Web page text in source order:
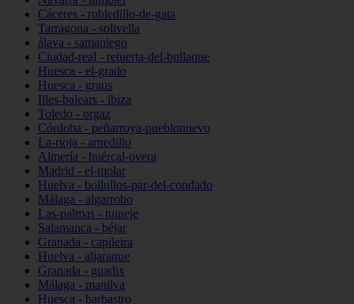
Cáceres - robledillo-de-gata
Tarragona - solivella
álava - samaniego
Ciudad-real - retuerta-del-bullaque
Huesca - el-grado
Huesca - graus
Illes-balears - ibiza
Toledo - orgaz
Córdoba - peñarroya-pueblonuevo
La-rioja - arnedillo
Almería - huércal-overa
Madrid - el-molar
Huelva - bollullos-par-del-condado
Málaga - algarrobo
Las-palmas - tuineje
Salamanca - béjar
Granada - capileira
Huelva - aljaraque
Granada - guadix
Málaga - manilva
Huesca - barbastro